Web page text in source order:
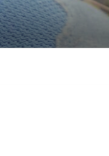
コ
ン
テ
ン